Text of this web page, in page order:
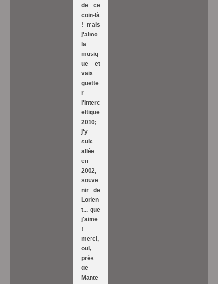
de ce
coin-là
! mais
j'aime
la
musiq
ue et
vais
guette
r
l'Interc
eltique
2010;
j'y
suis
allée
en
2002,
souve
nir de
Lorien
t... que
j'aime
!
merci,
oui,
près
de
Mante